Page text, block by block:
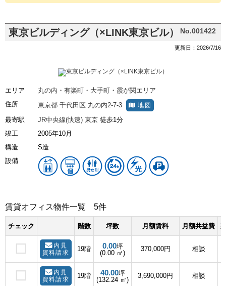
東京ビルディング（×LINK東京ビル） No.001422
更新日：2026/7/16
エリア
丸の内・有楽町・大手町・霞が関エリア
住所
東京都 千代田区 丸の内2-7-3 地図
最寄駅 JR中央線(快速) 東京 徒歩1分
竣工
2005年10月
構造
S造
設備
賃貸オフィス物件一覧 5件
チェック 階数 坪数 月額賃料 月額共益費
内見
資料請求
19階 0.00坪
(0.00 ㎡)
370,000円 相談
内見
資料請求
19階 40.00坪
(132.24 ㎡)
3,690,000円 相談